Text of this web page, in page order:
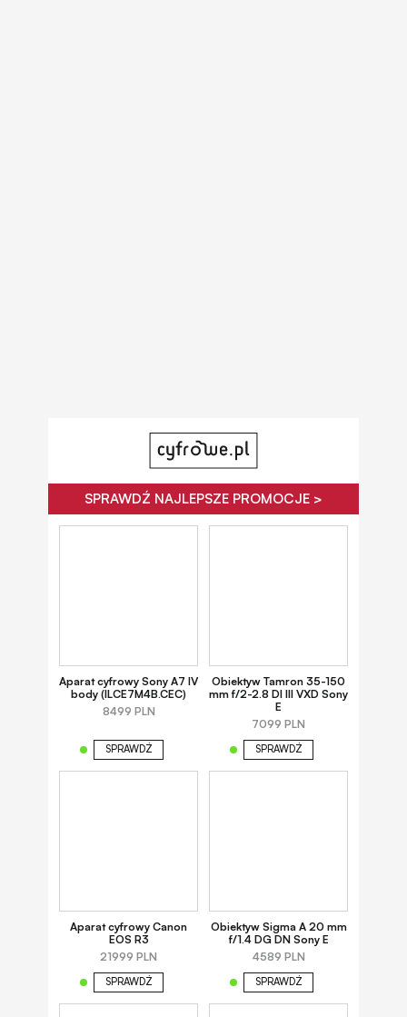
SPRAWDŹ NAJLEPSZE PROMOCJE >
Aparat cyfrowy Sony A7 IV
body (ILCE7M4B.CEC)
8499 PLN
SPRAWDŹ
Obiektyw Tamron 35-150
mm f/2-2.8 DI III VXD Sony
E
7099 PLN
SPRAWDŹ
Aparat cyfrowy Canon
EOS R3
21999 PLN
SPRAWDŹ
Obiektyw Sigma A 20 mm
f/1.4 DG DN Sony E
4589 PLN
SPRAWDŹ